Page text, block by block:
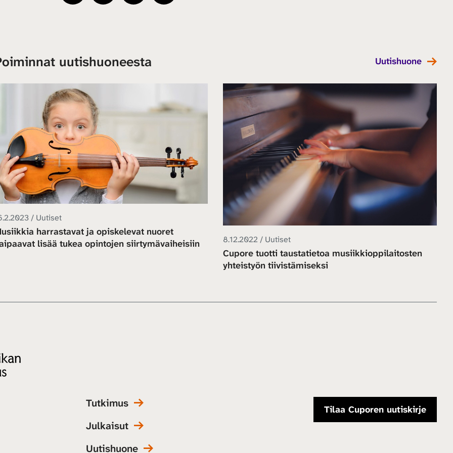
uutishuoneesta Uutishuone
/ Uutiset
harrastavat ja opiskelevat nuoret
lisää tukea opintojen siirtymävaiheisiin
8.12.2022 / Uutiset
Cupore tuotti taustatietoa musiikkioppilaitosten
yhteistyön tiivistämiseksi
Tutkimus
Julkaisut
Uutishuone
Tilaa Cuporen uutiskirje